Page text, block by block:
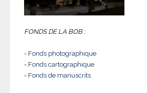
FONDS DE LA BOB :
- Fonds photographique
- Fonds cartographique
- Fonds de manuscrits